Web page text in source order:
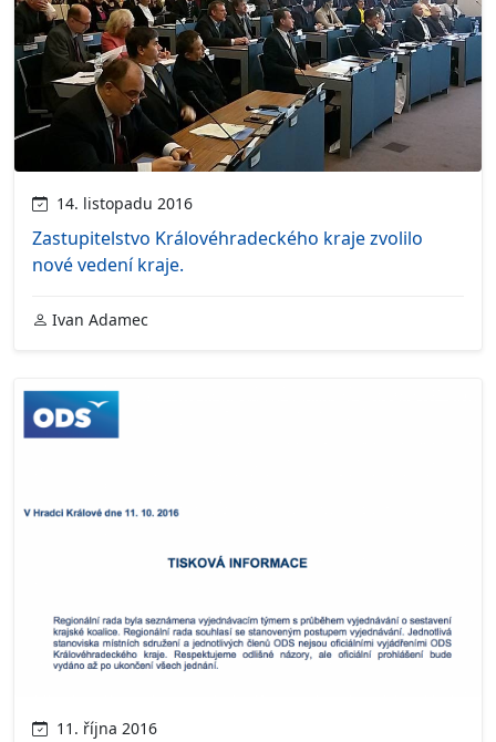
14. listopadu 2016
Zastupitelstvo Královéhradeckého kraje zvolilo
nové vedení kraje.
Ivan Adamec
11. října 2016